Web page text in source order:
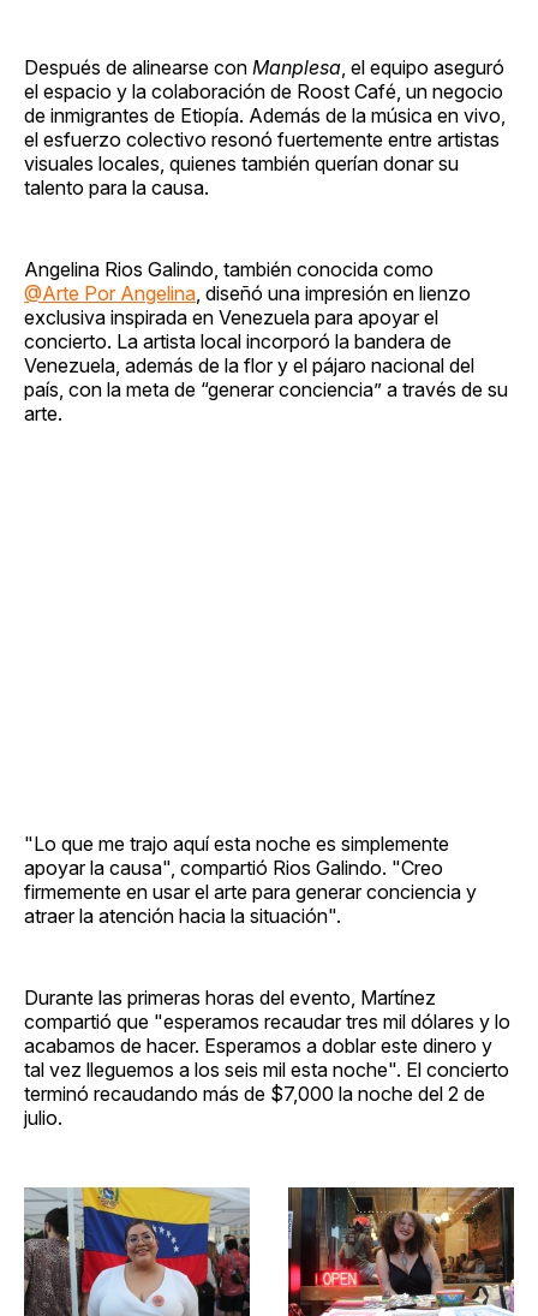
Después de alinearse con Manplesa, el equipo aseguró
el espacio y la colaboración de Roost Café, un negocio
de inmigrantes de Etiopía. Además de la música en vivo,
el esfuerzo colectivo resonó fuertemente entre artistas
visuales locales, quienes también querían donar su
talento para la causa.
Angelina Rios Galindo, también conocida como
@Arte Por Angelina, diseñó una impresión en lienzo
exclusiva inspirada en Venezuela para apoyar el
concierto. La artista local incorporó la bandera de
Venezuela, además de la flor y el pájaro nacional del
país, con la meta de “generar conciencia” a través de su
arte.
"Lo que me trajo aquí esta noche es simplemente
apoyar la causa", compartió Rios Galindo. "Creo
firmemente en usar el arte para generar conciencia y
atraer la atención hacia la situación".
Durante las primeras horas del evento, Martínez
compartió que "esperamos recaudar tres mil dólares y lo
acabamos de hacer. Esperamos a doblar este dinero y
tal vez lleguemos a los seis mil esta noche". El concierto
terminó recaudando más de $7,000 la noche del 2 de
julio.